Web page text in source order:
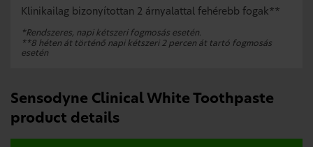
Klinikailag bizonyítottan 2 árnyalattal fehérebb fogak**
*Rendszeres, napi kétszeri fogmosás esetén.
**8 héten át történő napi kétszeri 2 percen át tartó fogmosás
esetén
Sensodyne Clinical White Toothpaste
product details